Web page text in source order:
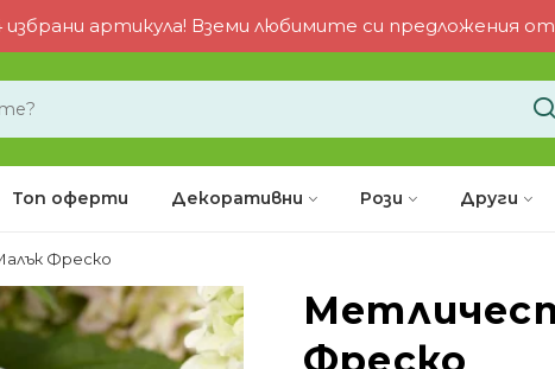
артикула! Вземи любимите си предложения от
Топ оферти Декоративни Рози Други
Фреско